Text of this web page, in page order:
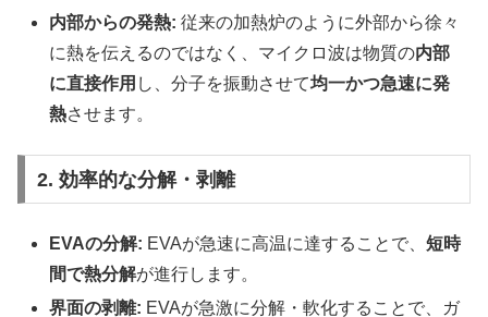
内部からの発熱: 従来の加熱炉のように外部から徐々
に熱を伝えるのではなく、マイクロ波は物質の内部
に直接作用 し、分子を振動させて均一かつ急速に発
熱させます。
2. 効率的な分解・剥離
EVAの分解: EVAが急速に高温に達することで、短時
間で熱分解が進行します。
界面の剥離: EVAが急激に分解・軟化することで、ガ